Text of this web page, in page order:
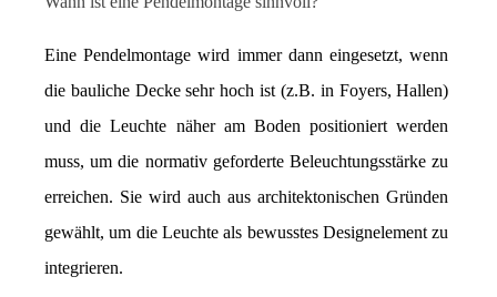
Eine Pendelmontage wird immer dann eingesetzt, wenn
die bauliche Decke sehr hoch ist (z.B. in Foyers, Hallen)
und die Leuchte näher am Boden positioniert werden
muss, um die normativ geforderte Beleuchtungsstärke zu
erreichen. Sie wird auch aus architektonischen Gründen
gewählt, um die Leuchte als bewusstes Designelement zu
integrieren.